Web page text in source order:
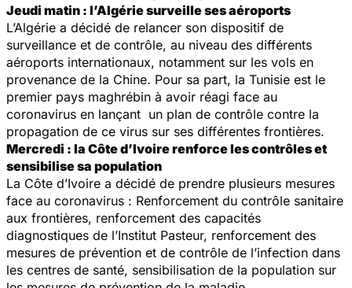
Jeudi matin : l’Algérie surveille ses aéroports
L’Algérie a décidé de relancer son dispositif de
surveillance et de contrôle, au niveau des différents
aéroports internationaux, notamment sur les vols en
provenance de la Chine. Pour sa part, la Tunisie est le
premier pays maghrébin à avoir réagi face au
coronavirus en lançant un plan de contrôle contre la
propagation de ce virus sur ses différentes frontières.
Mercredi : la Côte d’Ivoire renforce les contrôles et
sensibilise sa population
La Côte d’Ivoire a décidé de prendre plusieurs mesures
face au coronavirus : Renforcement du contrôle sanitaire
aux frontières, renforcement des capacités
diagnostiques de l’Institut Pasteur, renforcement des
mesures de prévention et de contrôle de l’infection dans
les centres de santé, sensibilisation de la population sur